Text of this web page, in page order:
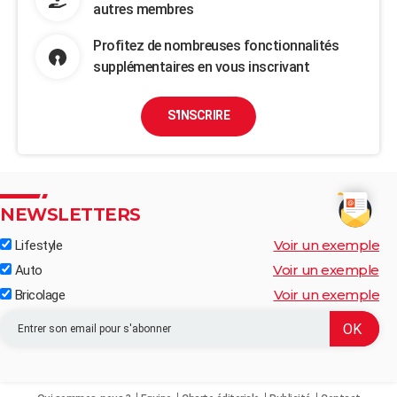
autres membres
Profitez de nombreuses fonctionnalités
supplémentaires en vous inscrivant
S'INSCRIRE
NEWSLETTERS
Lifestyle Voir un exemple
Auto Voir un exemple
Bricolage Voir un exemple